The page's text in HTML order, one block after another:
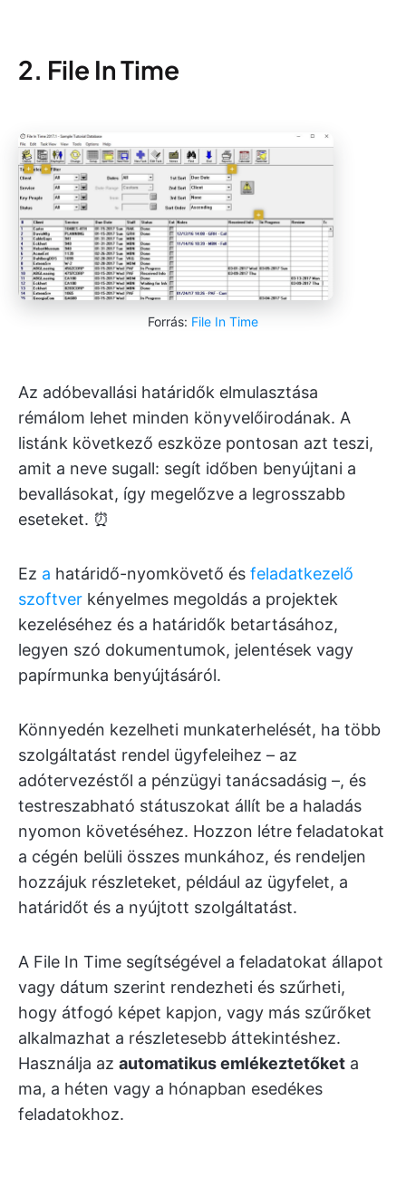
2. File In Time
Forrás: File In Time
Az adóbevallási határidők elmulasztása
rémálom lehet minden könyvelőirodának. A
listánk következő eszköze pontosan azt teszi,
amit a neve sugall: segít időben benyújtani a
bevallásokat, így megelőzve a legrosszabb
eseteket. ⏰
Ez a határidő-nyomkövető és feladatkezelő
szoftver kényelmes megoldás a projektek
kezeléséhez és a határidők betartásához,
legyen szó dokumentumok, jelentések vagy
papírmunka benyújtásáról.
Könnyedén kezelheti munkaterhelését, ha több
szolgáltatást rendel ügyfeleihez – az
adótervezéstől a pénzügyi tanácsadásig –, és
testreszabható státuszokat állít be a haladás
nyomon követéséhez. Hozzon létre feladatokat
a cégén belüli összes munkához, és rendeljen
hozzájuk részleteket, például az ügyfelet, a
határidőt és a nyújtott szolgáltatást.
A File In Time segítségével a feladatokat állapot
vagy dátum szerint rendezheti és szűrheti,
hogy átfogó képet kapjon, vagy más szűrőket
alkalmazhat a részletesebb áttekintéshez.
Használja az automatikus emlékeztetőket a
ma, a héten vagy a hónapban esedékes
feladatokhoz.